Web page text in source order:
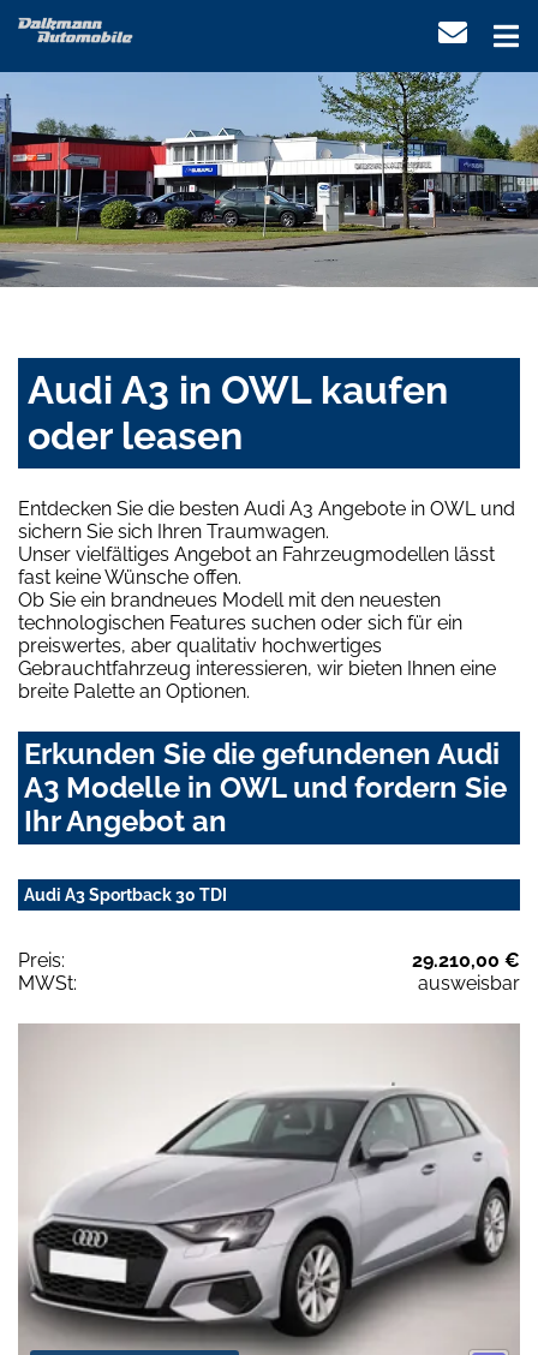
Audi A3 in OWL kaufen
oder leasen
Entdecken Sie die besten Audi A3 Angebote in OWL und
sichern Sie sich Ihren Traumwagen.
Unser vielfältiges Angebot an Fahrzeugmodellen lässt
fast keine Wünsche offen.
Ob Sie ein brandneues Modell mit den neuesten
technologischen Features suchen oder sich für ein
preiswertes, aber qualitativ hochwertiges
Gebrauchtfahrzeug interessieren, wir bieten Ihnen eine
breite Palette an Optionen.
Erkunden Sie die gefundenen Audi
A3 Modelle in OWL und fordern Sie
Ihr Angebot an
Audi A3 Sportback 30 TDI
Preis:
29.210,00 €
MWSt:
ausweisbar